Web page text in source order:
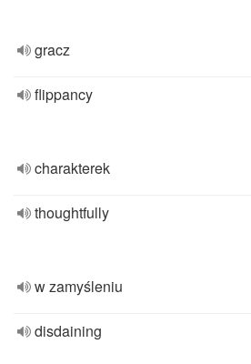
gracz
flippancy
charakterek
thoughtfully
w zamyśleniu
disdaining